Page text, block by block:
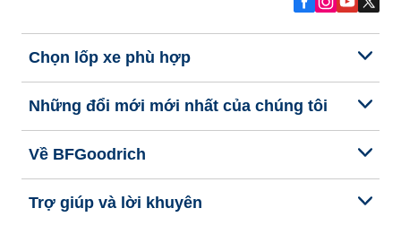
Chọn lốp xe phù hợp
Những đổi mới mới nhất của chúng tôi
Về BFGoodrich
Trợ giúp và lời khuyên